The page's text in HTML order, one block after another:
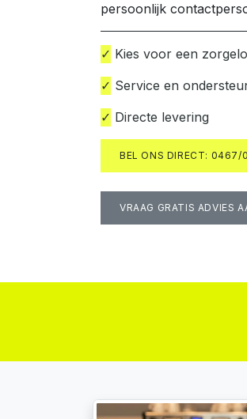
persoonlijk
✓ Kies voor een
✓ Service en
✓ Directe levering
BEL ONS DIRECT: 0467/
VRAAG GRATIS ADVIES